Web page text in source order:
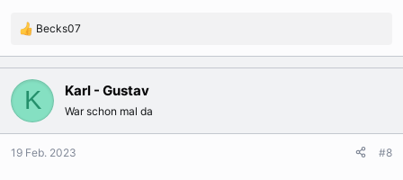
R
a
k
i
o
n
Becks07
K Karl - Gustav
War schon mal da
19 Feb. 2023 #8